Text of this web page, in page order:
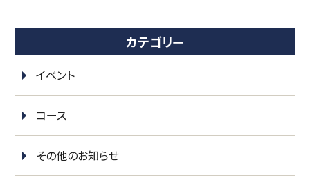
カテゴリー
イベント
コース
その他のお知らせ